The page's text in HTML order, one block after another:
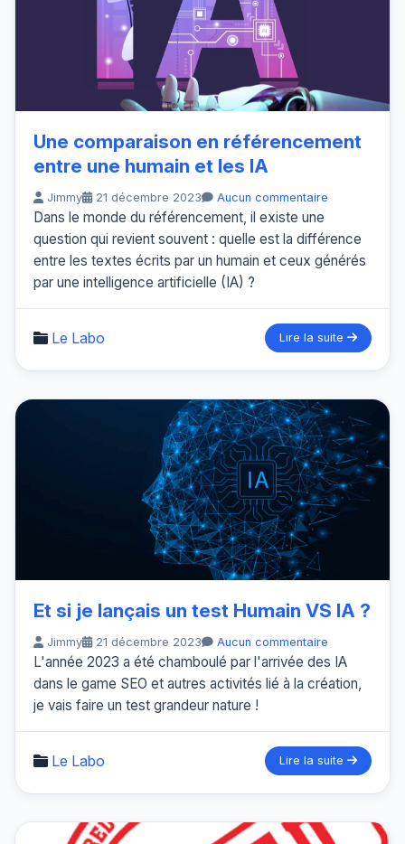
Une comparaison en référencement
entre une humain et les IA
Jimmy 21 décembre 2023 Aucun commentaire
Dans le monde du référencement, il existe une
question qui revient souvent : quelle est la différence
entre les textes écrits par un humain et ceux générés
par une intelligence artificielle (IA) ?
Le Labo Lire la suite
Et si je lançais un test Humain VS IA ?
Jimmy 21 décembre 2023 Aucun commentaire
L'année 2023 a été chamboulé par l'arrivée des IA
dans le game SEO et autres activités lié à la création,
je vais faire un test grandeur nature !
Le Labo Lire la suite